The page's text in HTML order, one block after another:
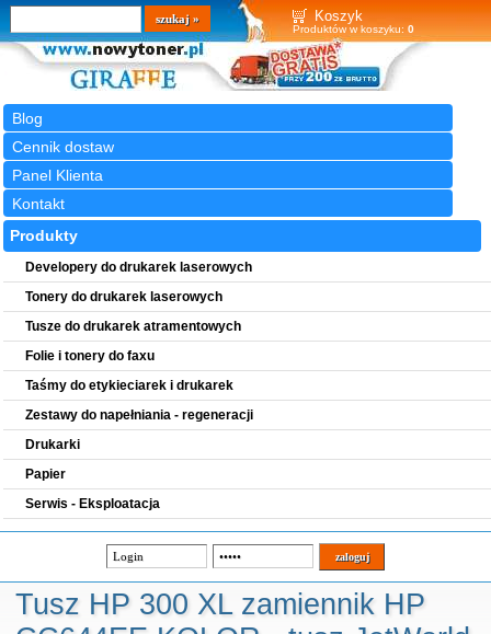
Koszyk
Produktów w koszyku: 0
Blog
Cennik dostaw
Panel Klienta
Kontakt
Wyszukiwarka
szukaj
Produkty
Developery do drukarek laserowych
Tonery do drukarek laserowych
Tusze do drukarek atramentowych
Folie i tonery do faxu
Taśmy do etykieciarek i drukarek
Zestawy do napełniania - regeneracji
Drukarki
Papier
Serwis - Eksploatacja
Tusz HP 300 XL zamiennik HP